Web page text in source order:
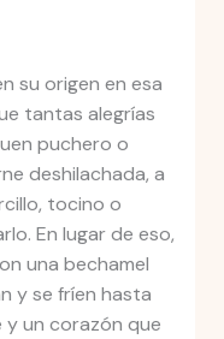
su origen en esa
tantas alegrías
puchero o
deshilachada, a
tocino o
En lugar de eso,
una bechamel
y se fríen hasta
un corazón que